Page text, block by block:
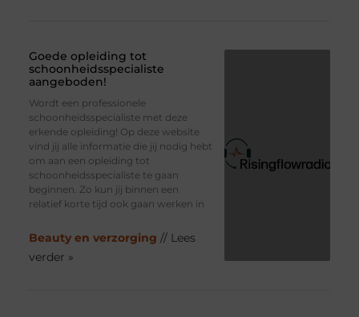
Goede opleiding tot
schoonheidsspecialiste
aangeboden!
Wordt een professionele
schoonheidsspecialiste met deze
erkende opleiding! Op deze website
vind jij alle informatie die jij nodig hebt
om aan een opleiding tot
schoonheidsspecialiste te gaan
beginnen. Zo kun jij binnen een
relatief korte tijd ook gaan werken in
Beauty en verzorging // Lees
verder »